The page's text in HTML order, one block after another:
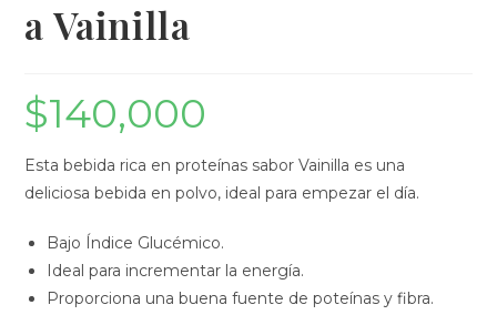
a Vainilla
$140,000
Esta bebida rica en proteínas sabor Vainilla es una
deliciosa bebida en polvo, ideal para empezar el día.
Bajo Índice Glucémico.
Ideal para incrementar la energía.
Proporciona una buena fuente de poteínas y fibra.